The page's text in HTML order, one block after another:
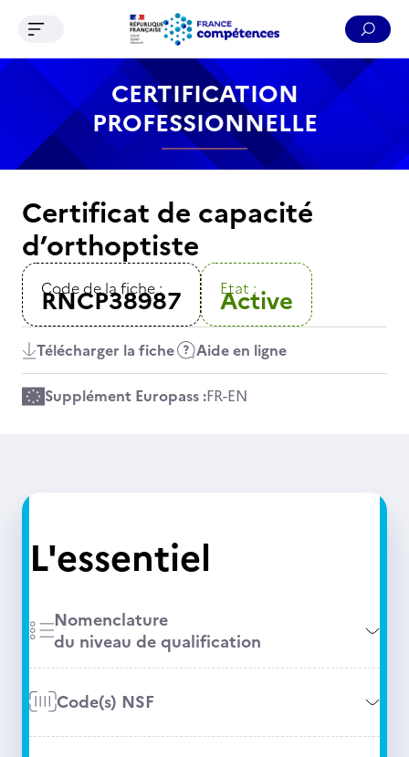
Contenu Recherche Menu Pied de page
Ouvrir le menu de navigation
CERTIFICATION
PROFESSIONNELLE
Certificat de capacité
d’orthoptiste
Code de la fiche :
RNCP38987 Etat :
Active
Télécharger la fiche Aide en ligne
Supplément Europass :FR-EN
L'essentiel
Nomenclature
du niveau de qualification
Code(s) NSF